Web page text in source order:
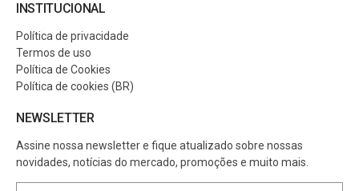
INSTITUCIONAL
Política de privacidade
Termos de uso
Política de Cookies
Política de cookies (BR)
NEWSLETTER
Assine nossa newsletter e fique atualizado sobre nossas
novidades, notícias do mercado, promoções e muito mais.